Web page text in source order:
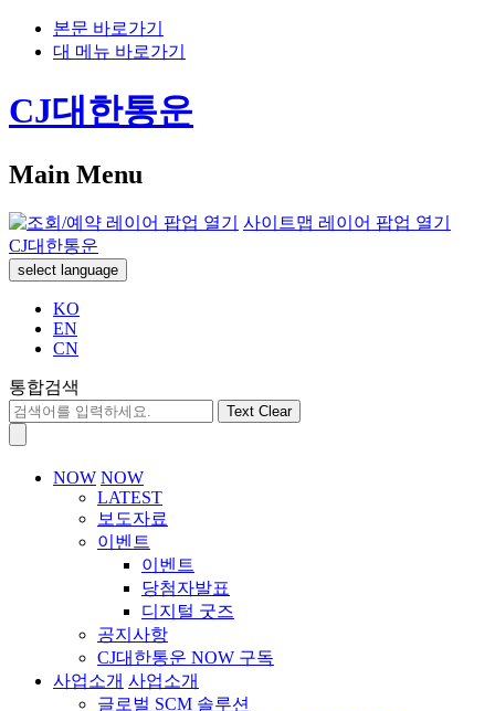
본문 바로가기
대 메뉴 바로가기
CJ대한통운
Main Menu
사이트맵 레이어 팝업 열기
CJ대한통운
select language
KO
EN
CN
통합검색
Text Clear
NOW NOW
LATEST
보도자료
이벤트
이벤트
당첨자발표
디지털 굿즈
공지사항
CJ대한통운 NOW 구독
사업소개 사업소개
글로벌 SCM 솔루션